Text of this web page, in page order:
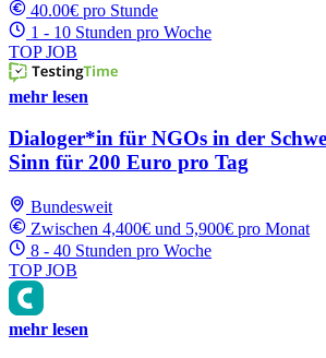
40.00€ pro Stunde
1 - 10 Stunden pro Woche
TOP JOB
mehr lesen
Dialoger*in für NGOs in der
Sinn für 200 Euro pro Tag
Bundesweit
Zwischen 4,400€ und 5,900€ pro Monat
8 - 40 Stunden pro Woche
TOP JOB
mehr lesen